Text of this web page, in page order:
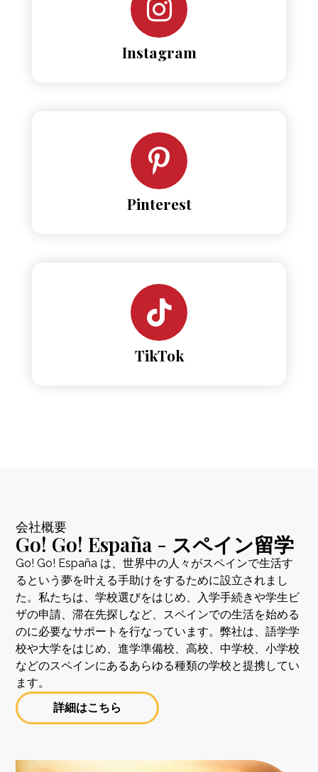
Instagram
Pinterest
TikTok
会社概要
Go! Go! España - スペイン留学
Go! Go! España は、世界中の人々がスペインで生活す
るという夢を叶える手助けをするために設立されまし
た。私たちは、学校選びをはじめ、入学手続きや学生ビ
ザの申請、滞在先探しなど、スペインでの生活を始める
のに必要なサポートを行なっています。弊社は、語学学
校や大学をはじめ、進学準備校、高校、中学校、小学校
などのスペインにあるあらゆる種類の学校と提携してい
ます。
詳細はこちら